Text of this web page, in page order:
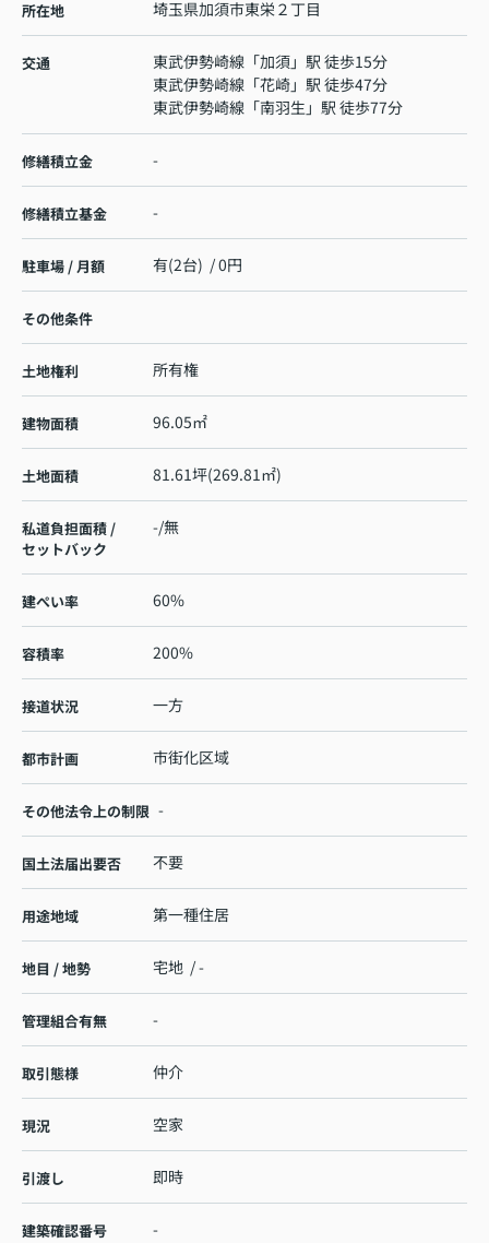
所在地 埼玉県加須市東栄２丁目
交通 東武伊勢崎線 「加須」駅 徒歩15分
東武伊勢崎線 「花崎」駅 徒歩47分
東武伊勢崎線 「南羽生 」駅 徒歩77分
修繕積立金 -
修繕積立基金 -
駐車場 / 月額 有(2台) / 0円
その他条件
土地権利 所有権
建物面積 96.05㎡
土地面積 81.61坪(269.81㎡)
私道負担面積 /
セットバック
-/無
建ぺい率 60%
容積率 200%
接道状況 一方
都市計画 市街化区域
その他法令上の制限 -
国土法届出要否 不要
用途地域 第一種住居
地目 / 地勢 宅地 / -
管理組合有無 -
取引態様 仲介
現況 空家
引渡し 即時
建築確認番号 -